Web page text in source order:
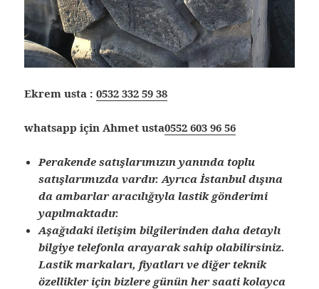
Ekrem usta :0532 332 59 38
whatsapp için Ahmet usta0552 603 96 56
Perakende satışlarımızın yanında toplu
satışlarımızda vardır. Ayrıca İstanbul dışına
da ambarlar aracılığıyla lastik gönderimi
yapılmaktadır.
Aşağıdaki iletişim bilgilerinden daha detaylı
bilgiye telefonla arayarak sahip olabilirsiniz.
Lastik markaları, fiyatları ve diğer teknik
özellikler için bizlere günün her saati kolayca